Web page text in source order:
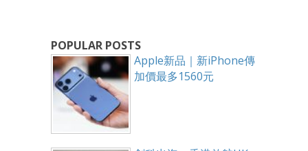
POPULAR POSTS
Apple新品｜新iPhone傳
加價最多1560元